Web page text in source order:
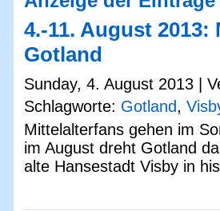
4.-11. August
Gotland
Sunday, 4. August 2013 |
Schlagworte: Gotland,
Mittelalterfans gehen im
im August dreht Gotland
alte Hansestadt Visby in